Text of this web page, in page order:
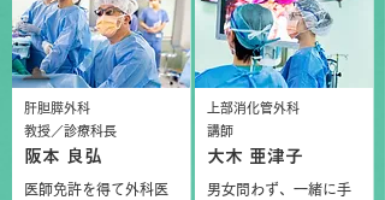
肝胆膵外科
教授／診療科長
阪本 良弘
医師免許を得て外科医
上部消化管外科
講師
大木 亜津子
男女問わず、一緒に手